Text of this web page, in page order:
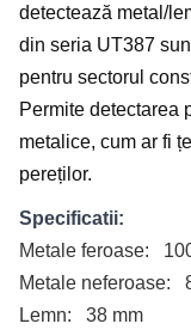
detectează metal/
din seria UT387
pentru sectorul
Permite detectarea
metalice, cum ar fi
pereților.
Specificatii:
Metale feroase:
Metale neferoase:
Lemn: 38 mm